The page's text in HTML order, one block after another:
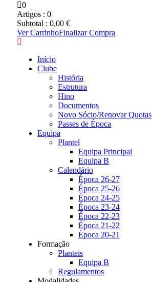
0
Artigos : 0
Subtotal : 0,00 €
Ver CarrinhoFinalizar Compra
Início
Clube
História
Estrutura
Hino
Documentos
Novo Sócio/Renovar Quotas
Passes de Época
Equipa
Plantel
Equipa Principal
Equipa B
Calendário
Época 26-27
Época 25-26
Época 24-25
Época 23-24
Época 22-23
Época 21-22
Época 20-21
Formação
Planteis
Equipa B
Regulamentos